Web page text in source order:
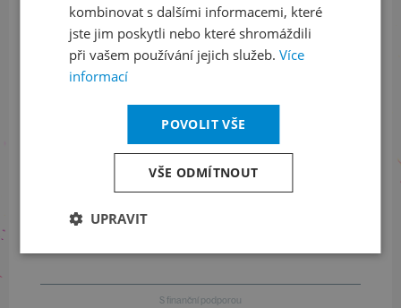
Informace o stavu objednávek
Informace o programu
+420 257 310 414
S finanční podporou
kombinovat s dalšími informacemi, které
jste jim poskytli nebo které shromáždili
při vašem používání jejich služeb. Více
informací
POVOLIT VŠE
VŠE ODMÍTNOUT
UPRAVIT